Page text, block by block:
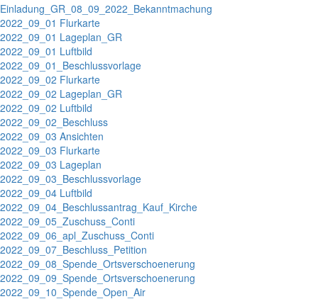
Einladung_GR_08_09_2022_Bekanntmachung
2022_09_01 Flurkarte
2022_09_01 Lageplan_GR
2022_09_01 Luftbild
2022_09_01_Beschlussvorlage
2022_09_02 Flurkarte
2022_09_02 Lageplan_GR
2022_09_02 Luftbild
2022_09_02_Beschluss
2022_09_03 Ansichten
2022_09_03 Flurkarte
2022_09_03 Lageplan
2022_09_03_Beschlussvorlage
2022_09_04 Luftbild
2022_09_04_Beschlussantrag_Kauf_Kirche
2022_09_05_Zuschuss_Conti
2022_09_06_apl_Zuschuss_Conti
2022_09_07_Beschluss_Petition
2022_09_08_Spende_Ortsverschoenerung
2022_09_09_Spende_Ortsverschoenerung
2022_09_10_Spende_Open_Air